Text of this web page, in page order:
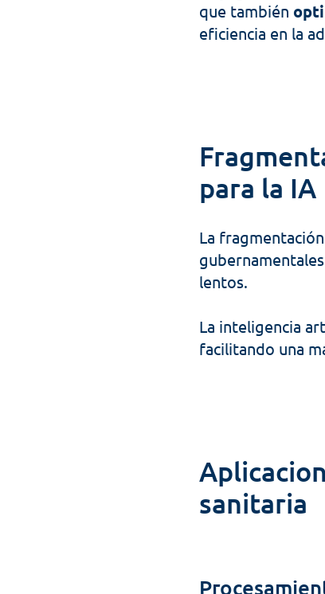
que también
eficiencia en la
para la IA
La
lentos.
La inteligencia
facilitando una
sanitaria